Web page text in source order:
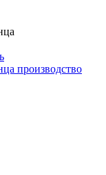
производство